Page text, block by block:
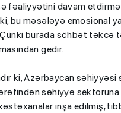
fəaliyyətini davam
bu məsələyə emosional
burada söhbət təkcə
gedir.
ki, Azərbaycan
səhiyyə
inşa edilmiş,